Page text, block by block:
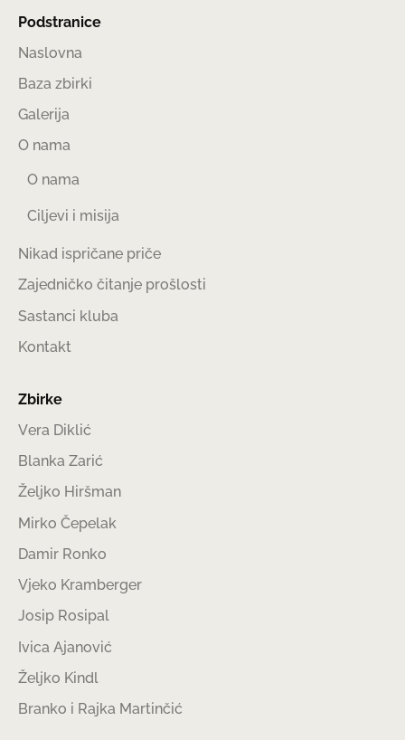
Podstranice
Naslovna
Baza zbirki
Galerija
O nama
O nama
Ciljevi i misija
Nikad ispričane priče
Zajedničko čitanje prošlosti
Sastanci kluba
Kontakt
Zbirke
Vera Diklić
Blanka Zarić
Željko Hiršman
Mirko Čepelak
Damir Ronko
Vjeko Kramberger
Josip Rosipal
Ivica Ajanović
Željko Kindl
Branko i Rajka Martinčić